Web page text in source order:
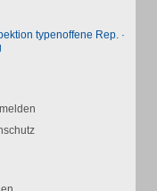
typenoffene Rep. ·